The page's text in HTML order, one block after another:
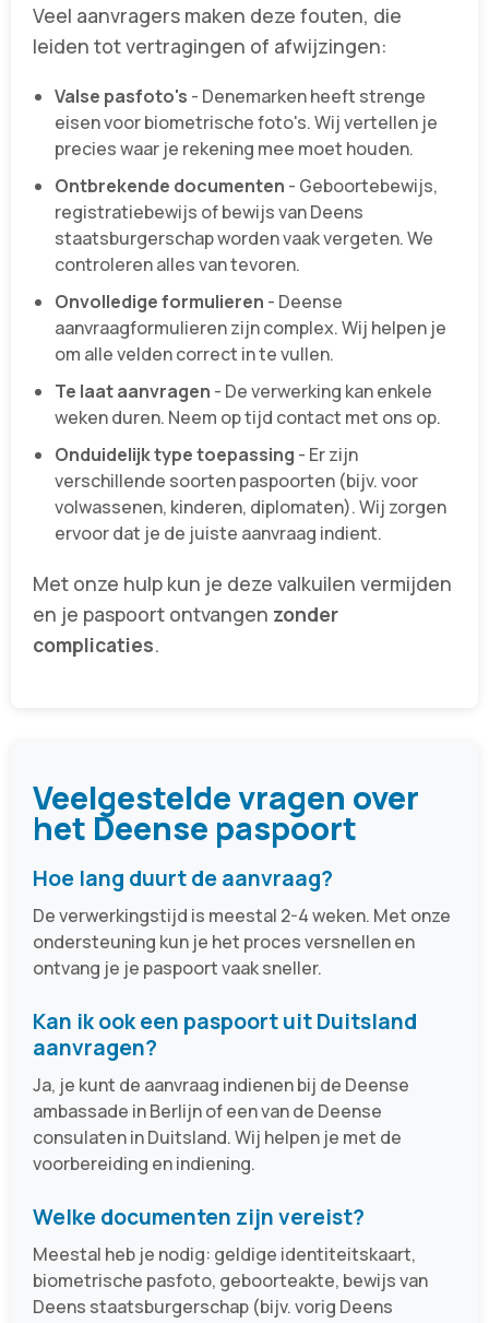
Veel aanvragers maken deze fouten, die
leiden tot vertragingen of afwijzingen:
Valse pasfoto's - Denemarken heeft strenge
eisen voor biometrische foto's. Wij vertellen je
precies waar je rekening mee moet houden.
Ontbrekende documenten - Geboortebewijs,
registratiebewijs of bewijs van Deens
staatsburgerschap worden vaak vergeten. We
controleren alles van tevoren.
Onvolledige formulieren - Deense
aanvraagformulieren zijn complex. Wij helpen je
om alle velden correct in te vullen.
Te laat aanvragen - De verwerking kan enkele
weken duren. Neem op tijd contact met ons op.
Onduidelijk type toepassing - Er zijn
verschillende soorten paspoorten (bijv. voor
volwassenen, kinderen, diplomaten). Wij zorgen
ervoor dat je de juiste aanvraag indient.
Met onze hulp kun je deze valkuilen vermijden
en je paspoort ontvangen zonder
complicaties.
Veelgestelde vragen over
het Deense paspoort
Hoe lang duurt de aanvraag?
De verwerkingstijd is meestal 2-4 weken. Met onze
ondersteuning kun je het proces versnellen en
ontvang je je paspoort vaak sneller.
Kan ik ook een paspoort uit Duitsland
aanvragen?
Ja, je kunt de aanvraag indienen bij de Deense
ambassade in Berlijn of een van de Deense
consulaten in Duitsland. Wij helpen je met de
voorbereiding en indiening.
Welke documenten zijn vereist?
Meestal heb je nodig: geldige identiteitskaart,
biometrische pasfoto, geboorteakte, bewijs van
Deens staatsburgerschap (bijv. vorig Deens